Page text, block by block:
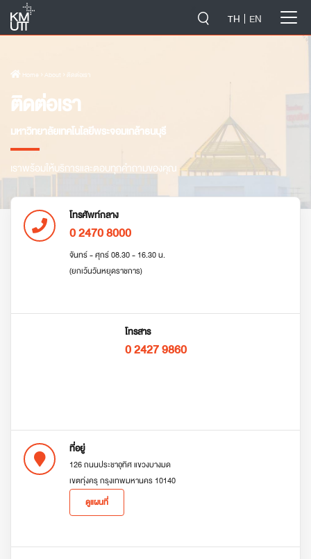
TH EN
Home › About › ติดต่อเรา
ติดต่อเรา
มหาวิทยาลัยเทคโนโลยีพระจอมเกล้าธนบุรี
เราพร้อมให้บริการและตอบทุกคำถามของคุณ
โทรศัพท์กลาง
0 2470 8000
จันทร์ - ศุกร์ 08.30 - 16.30 น.
(ยกเว้นวันหยุดราชการ)
โทรสาร
0 2427 9860
ที่อยู่
126 ถนนประชาอุทิศ แขวงบางมด
เขตทุ่งครุ กรุงเทพมหานคร 10140
ดูแผนที่